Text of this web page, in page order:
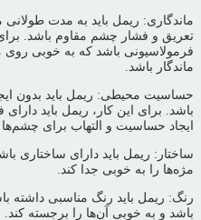
ماندگاری: ریمل باید به مدت
تعریق و فشار چشم مقاوم باشد. برای
فرمولاسیونی باشد که به خوبی
ماندگار باشد.
حساسیت محیطی: ریمل باید بدون
باشد. برای این کار، ریمل باید
ایجاد حساسیت و التهاب برای چشم‌ها
ساختار: ریمل باید دارای ساختاری
مژه‌ها را به خوبی جدا کند.
رنگ: ریمل باید رنگ مناسبی داشته
باشد و به خوبی آن‌ها را برجسته کند.